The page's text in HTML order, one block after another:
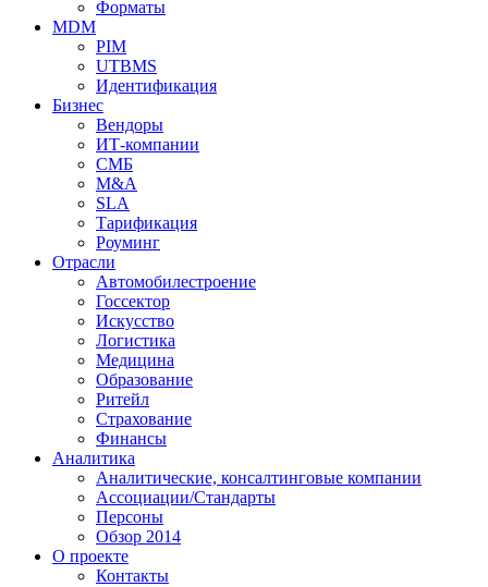
Форматы
MDM
PIM
UTBMS
Идентификация
Бизнес
Вендоры
ИТ-компании
СМБ
M&A
SLA
Тарификация
Роуминг
Отрасли
Автомобилестроение
Госсектор
Искусство
Логистика
Медицина
Образование
Ритейл
Страхование
Финансы
Аналитика
Аналитические, консалтинговые компании
Ассоциации/Стандарты
Персоны
Обзор 2014
О проекте
Контакты